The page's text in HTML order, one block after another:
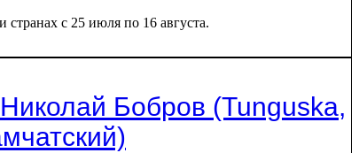
с 25 июля по 16 августа.
Бобров (Tunguska,